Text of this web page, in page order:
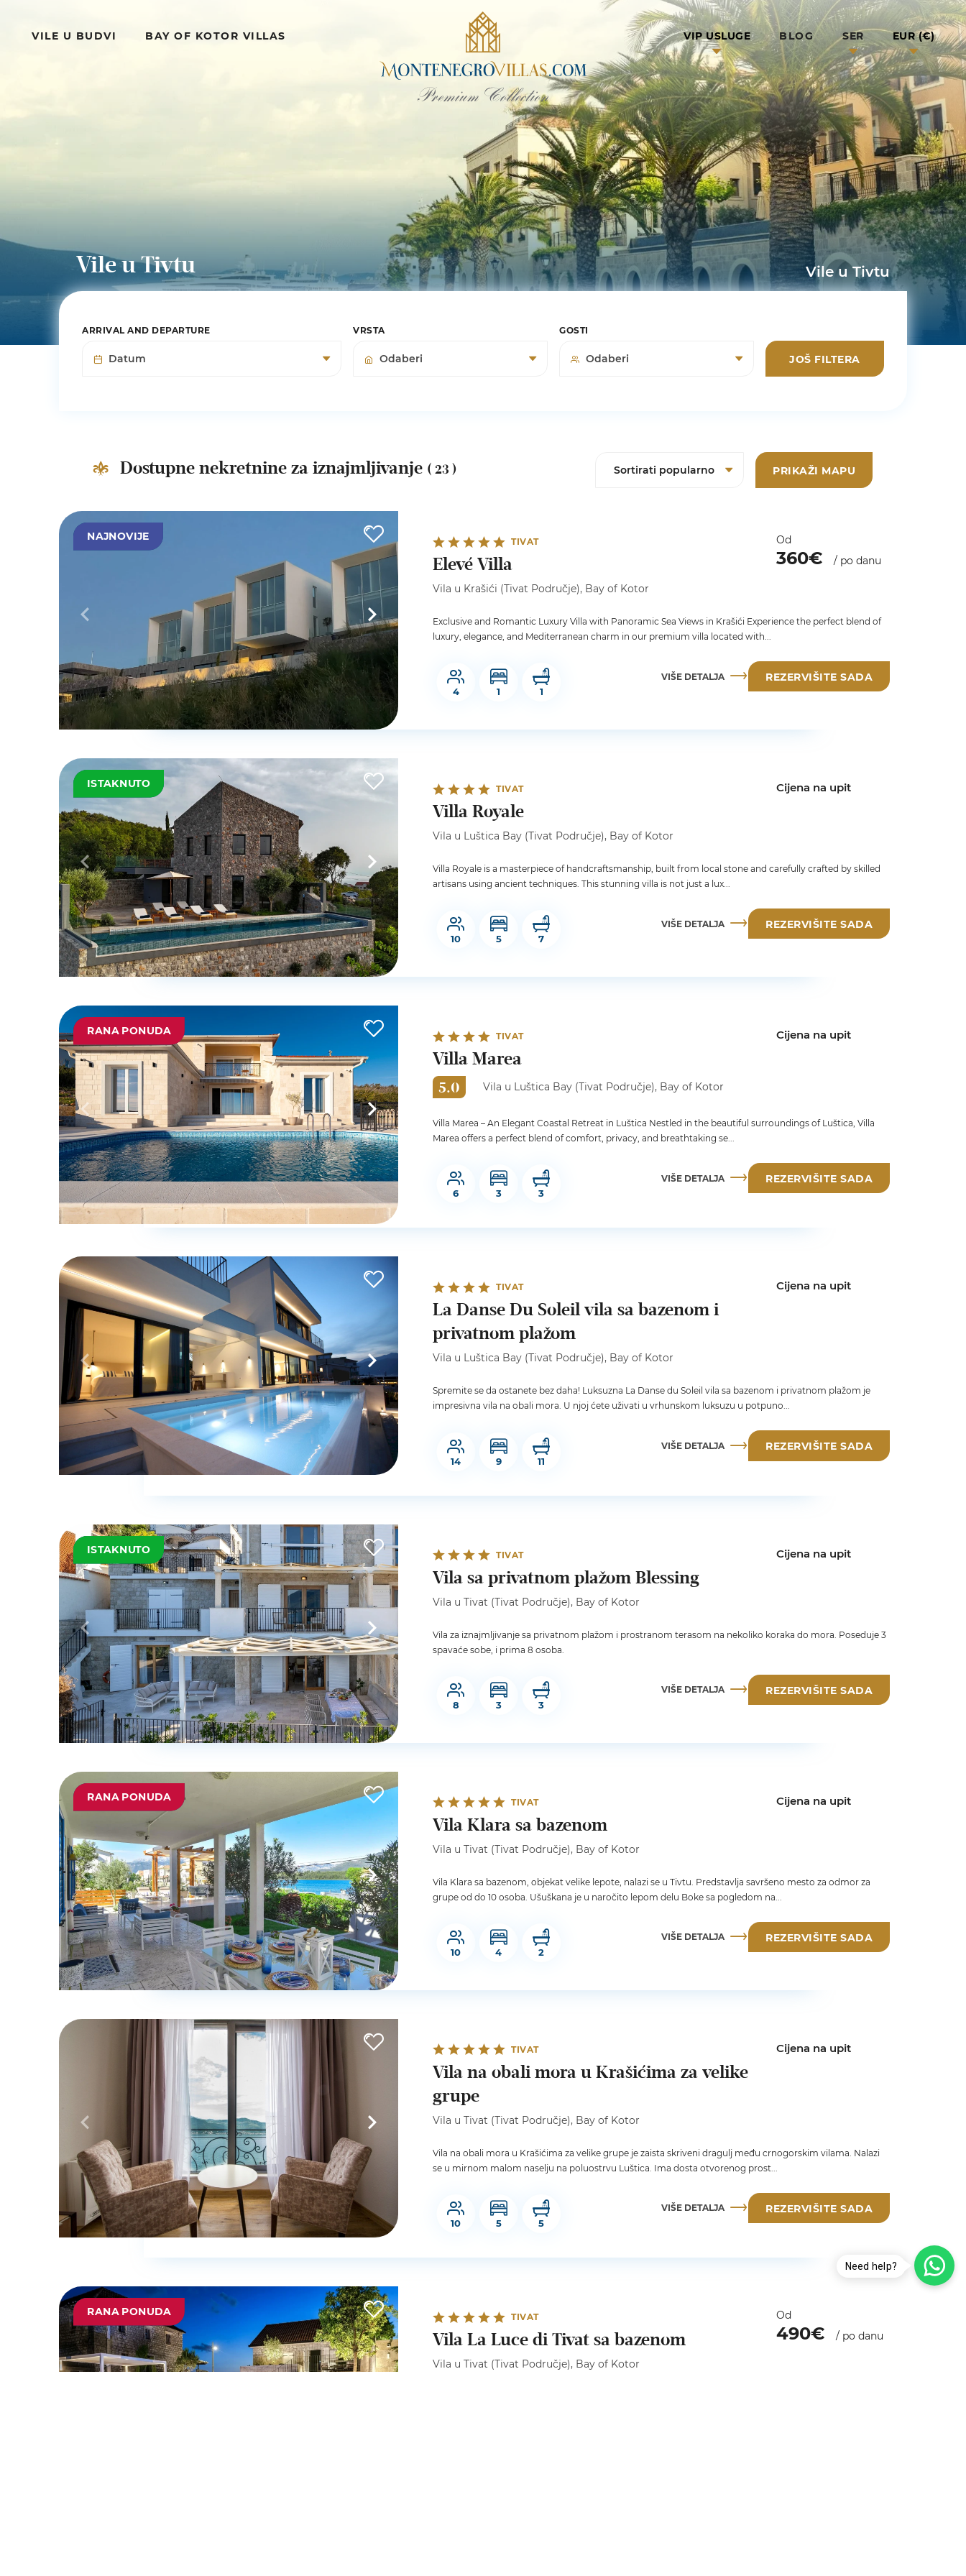
VILE U BUDVI BAY OF KOTOR VILLAS VIP USLUGE BLOG SER EUR (€)
Vile u Tivtu Vile u Tivtu
ARRIVAL AND DEPARTURE VRSTA GOSTI
JOŠ FILTERA
Dostupne nekretnine za iznajmljivanje ( 23 ) PRIKAŽI MAPU
NAJNOVIJE TIVAT
Elevé Villa
Vila u Krašići (Tivat Područje), Bay of Kotor
Od
360€ / po danu
Exclusive and Romantic Luxury Villa with Panoramic Sea Views in Krašići Experience the perfect blend of
luxury, elegance, and Mediterranean charm in our premium villa located with...
4 1 1
VIŠE DETALJA REZERVIŠITE SADA
ISTAKNUTO TIVAT
Villa Royale
Vila u Luštica Bay (Tivat Područje), Bay of Kotor
Cijena na upit
Villa Royale is a masterpiece of handcraftsmanship, built from local stone and carefully crafted by skilled
artisans using ancient techniques. This stunning villa is not just a lux...
10 5 7
VIŠE DETALJA REZERVIŠITE SADA
RANA PONUDA TIVAT
Villa Marea
5.0 Vila u Luštica Bay (Tivat Područje), Bay of Kotor
Cijena na upit
Villa Marea – An Elegant Coastal Retreat in Luštica Nestled in the beautiful surroundings of Luštica, Villa
Marea offers a perfect blend of comfort, privacy, and breathtaking se...
6 3 3
VIŠE DETALJA REZERVIŠITE SADA
TIVAT
La Danse Du Soleil vila sa bazenom i
privatnom plažom
Vila u Luštica Bay (Tivat Područje), Bay of Kotor
Cijena na upit
Spremite se da ostanete bez daha! Luksuzna La Danse du Soleil vila sa bazenom i privatnom plažom je
impresivna vila na obali mora. U njoj ćete uživati u vrhunskom luksuzu u potpuno...
14 9 11
VIŠE DETALJA REZERVIŠITE SADA
ISTAKNUTO TIVAT
Vila sa privatnom plažom Blessing
Vila u Tivat (Tivat Područje), Bay of Kotor
Cijena na upit
Vila za iznajmljivanje sa privatnom plažom i prostranom terasom na nekoliko koraka do mora. Poseduje 3
spavaće sobe, i prima 8 osoba.
8 3 3
VIŠE DETALJA REZERVIŠITE SADA
RANA PONUDA TIVAT
Vila Klara sa bazenom
Vila u Tivat (Tivat Područje), Bay of Kotor
Cijena na upit
Vila Klara sa bazenom, objekat velike lepote, nalazi se u Tivtu. Predstavlja savršeno mesto za odmor za
grupe od do 10 osoba. Ušuškana je u naročito lepom delu Boke sa pogledom na...
10 4 2
VIŠE DETALJA REZERVIŠITE SADA
TIVAT
Vila na obali mora u Krašićima za velike
grupe
Vila u Tivat (Tivat Područje), Bay of Kotor
Cijena na upit
Vila na obali mora u Krašićima za velike grupe je zaista skriveni dragulj među crnogorskim vilama. Nalazi
se u mirnom malom naselju na poluostrvu Luštica. Ima dosta otvorenog prost...
10 5 5
VIŠE DETALJA REZERVIŠITE SADA
RANA PONUDA TIVAT
Vila La Luce di Tivat sa bazenom
Vila u Tivat (Tivat Područje), Bay of Kotor
Od
490€ / po danu
Need help?